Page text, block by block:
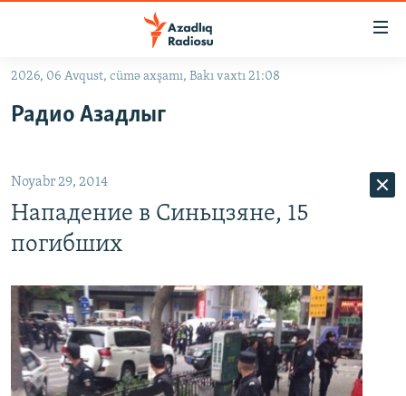
Əsas
qayıt
qayıt
Axtarışa
#İZAHLA
#ƏSLINDƏ
FƏRQƏ BAX
ARAŞDIRMA
MULTIMEDIA
VIDEO
FOTOQALEREYA
RADIO ARXIV
OXU ZALI
HAQQIMIZDA
2026, 06 Avqust, cümə axşamı, Bakı vaxtı 21:08
Радио Азадлыг
Noyabr 29, 2014
Нападение в Синьцзяне, 15
погибших